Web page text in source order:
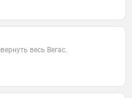
весь Вегас.